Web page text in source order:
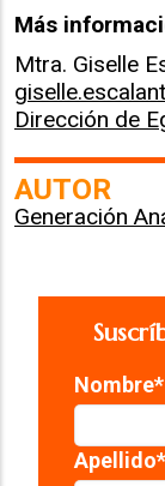
Más
Mtra. Giselle
Dirección de
AUTOR
Generación
Nombre*
Apellido*